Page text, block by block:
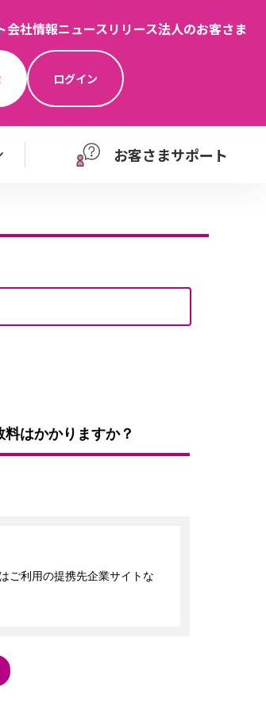
会社情報ニュースリリース法人のお客さま
ログイン
お客さまサポート
はかかりますか？
ご利用の提携先企業サイトな